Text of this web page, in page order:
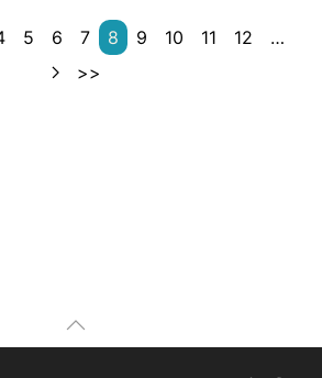
5 6 7 8 9 10 11 12
…
>>